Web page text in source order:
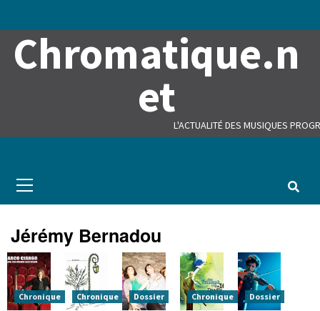
Chromatique.n
et
L'ACTUALITÉ DES MUSIQUES
Menu
Jérémy Bernadou
Chronique Chronique Dossier Chronique Dossier